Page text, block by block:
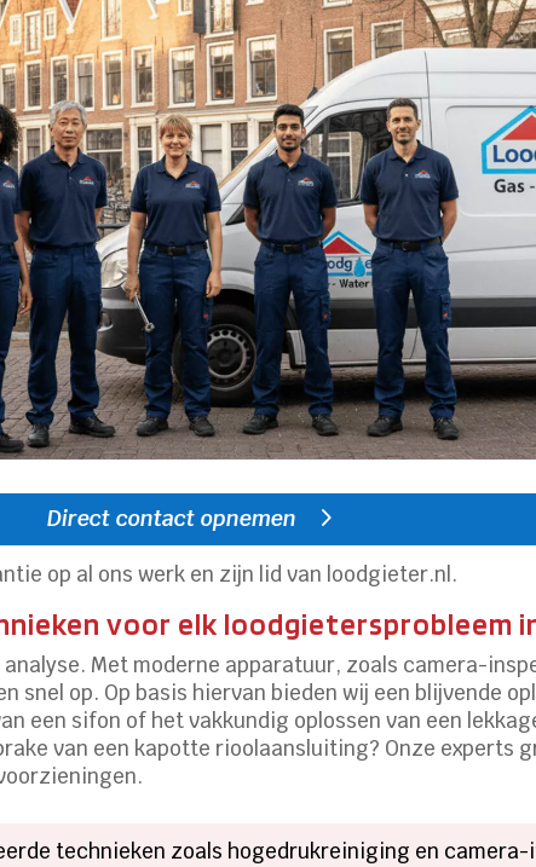
Direct contact opnemen
op al ons werk en zijn lid van loodgieter.nl.
voor elk loodgietersprobleem
Met moderne apparatuur, zoals camera-
snel op. Op basis hiervan bieden wij een blijvende
een sifon of het vakkundig oplossen van een
van een kapotte rioolaansluiting? Onze experts
technieken zoals hogedrukreiniging en